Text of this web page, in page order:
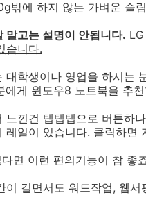
밖에 하지 않는 가벼운 슬
말고는 설명이 안됩니다.
습니다.
대학생이나 영업을 하시는
에게 윈도우8 노트북을 추
느낀건 탭탭탭으로 버튼하
레일이 있습니다. 클릭하면
면 이런 편의기능이 참 좋
이 길면서도 워드작업, 웹